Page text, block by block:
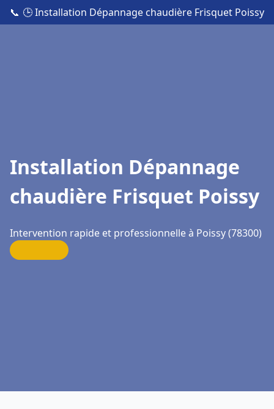
📞 🕒 Installation Dépannage chaudière Frisquet Poissy
Installation Dépannage
chaudière Frisquet Poissy
Intervention rapide et professionnelle à Poissy (78300)